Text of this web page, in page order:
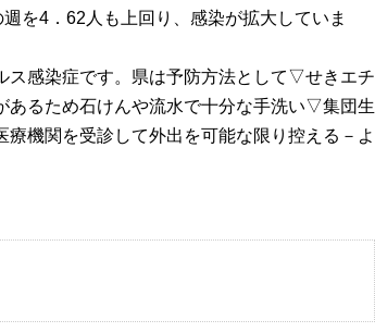
を4．62人も上回り、感染が拡大していま
ス感染症です。県は予防方法として▽せきエチ
るため石けんや流水で十分な手洗い▽集団生
機関を受診して外出を可能な限り控える－よ